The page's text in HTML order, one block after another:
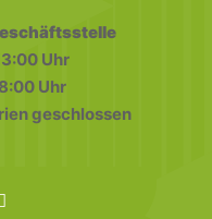
Uhr
Uhr
geschlossen